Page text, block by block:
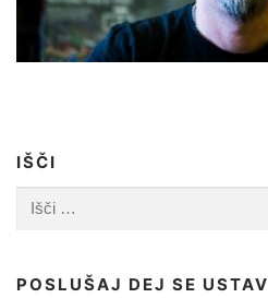
IŠČI
POSLUŠAJ DEJ SE USTAV